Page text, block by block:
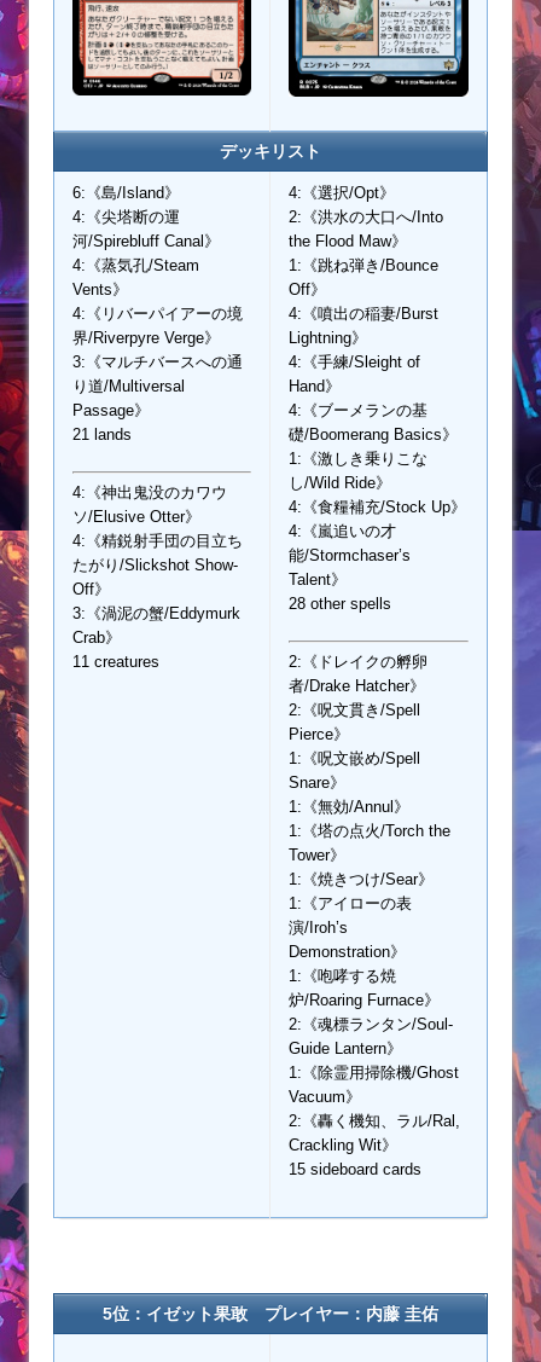
デッキリスト
6:《島/Island》
4:《尖塔断の運
河/Spirebluff Canal》
4:《蒸気孔/Steam
Vents》
4:《リバーパイアーの境
界/Riverpyre Verge》
3:《マルチバースへの通
り道/Multiversal
Passage》
21 lands
4:《神出鬼没のカワウ
ソ/Elusive Otter》
4:《精鋭射手団の目立ち
たがり/Slickshot Show-
Off》
3:《渦泥の蟹/Eddymurk
Crab》
11 creatures
4:《選択/Opt》
2:《洪水の大口へ/Into
the Flood Maw》
1:《跳ね弾き/Bounce
Off》
4:《噴出の稲妻/Burst
Lightning》
4:《手練/Sleight of
Hand》
4:《ブーメランの基
礎/Boomerang Basics》
1:《激しき乗りこな
し/Wild Ride》
4:《食糧補充/Stock Up》
4:《嵐追いの才
能/Stormchaser’s
Talent》
28 other spells
2:《ドレイクの孵卵
者/Drake Hatcher》
2:《呪文貫き/Spell
Pierce》
1:《呪文嵌め/Spell
Snare》
1:《無効/Annul》
1:《塔の点火/Torch the
Tower》
1:《焼きつけ/Sear》
1:《アイローの表
演/Iroh’s
Demonstration》
1:《咆哮する焼
炉/Roaring Furnace》
2:《魂標ランタン/Soul-
Guide Lantern》
1:《除霊用掃除機/Ghost
Vacuum》
2:《轟く機知、ラル/Ral,
Crackling Wit》
15 sideboard cards
5位：イゼット果敢 プレイヤー：内藤 圭佑